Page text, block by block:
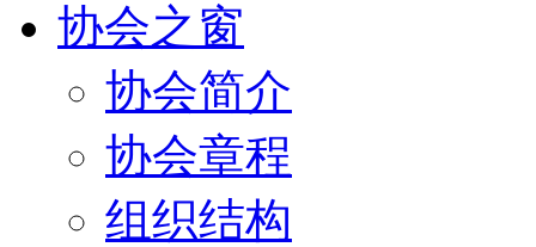
协会之窗
协会简介
协会章程
组织结构